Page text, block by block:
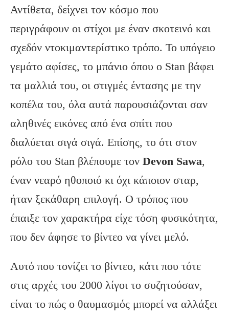
Αντίθετα, δείχνει τον κόσμο που
περιγράφουν οι στίχοι με έναν σκοτεινό και
σχεδόν ντοκιμαντερίστικο τρόπο. Το υπόγειο
γεμάτο αφίσες, το μπάνιο όπου ο Stan βάφει
τα μαλλιά του, οι στιγμές έντασης με την
κοπέλα του, όλα αυτά παρουσιάζονται σαν
αληθινές εικόνες από ένα σπίτι που
διαλύεται σιγά σιγά. Επίσης, το ότι στον
ρόλο του Stan βλέπουμε τον Devon Sawa,
έναν νεαρό ηθοποιό κι όχι κάποιον σταρ,
ήταν ξεκάθαρη επιλογή. Ο τρόπος που
έπαιξε τον χαρακτήρα είχε τόση φυσικότητα,
που δεν άφησε το βίντεο να γίνει μελό.
Αυτό που τονίζει το βίντεο, κάτι που τότε
στις αρχές του 2000 λίγοι το συζητούσαν,
είναι το πώς ο θαυμασμός μπορεί να αλλάξει